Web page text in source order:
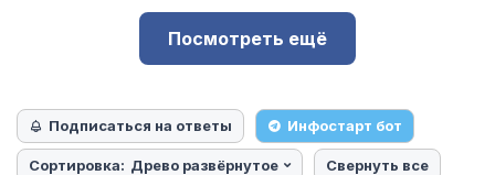
Посмотреть ещё
Подписаться на ответы Инфостарт бот
Сортировка: Древо развёрнутое Свернуть все